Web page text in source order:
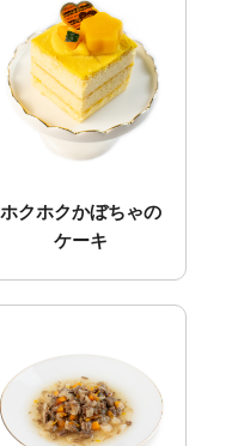
ホクホクかぼちゃの
ケーキ